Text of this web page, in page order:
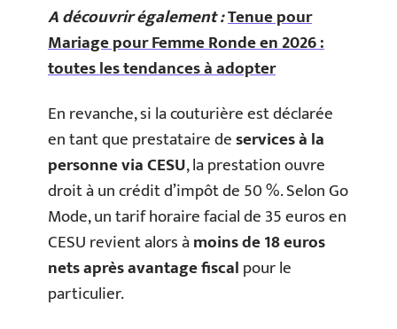
A découvrir également :Tenue pour
Mariage pour Femme Ronde en 2026 :
toutes les tendances à adopter
En revanche, si la couturière est déclarée
en tant que prestataire deservices à la
personne via CESU, la prestation ouvre
droit à un crédit d’impôt de 50 %. Selon Go
Mode, un tarif horaire facial de 35 euros en
CESU revient alors àmoins de 18 euros
nets après avantage fiscalpour le
particulier.